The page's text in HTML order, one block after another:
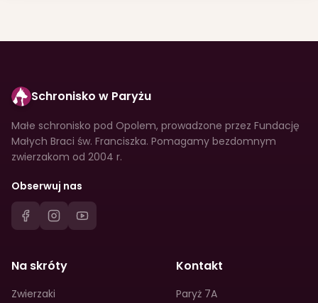
Schronisko w Paryżu
Małe schronisko pod Opolem, prowadzone przez Fundację
Małych Braci św. Franciszka. Pomagamy bezdomnym
zwierzakom od 2004 r.
Obserwuj nas
Na skróty
Zwierzaki
Kontakt
Paryż 7A